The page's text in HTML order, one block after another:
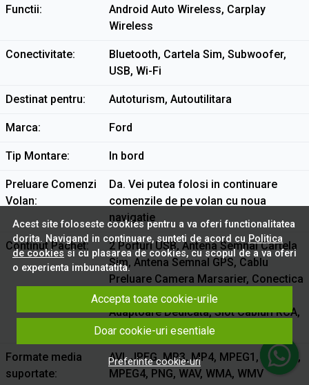
Functii
Android Auto Wireless, Carplay
Wireless
Conectivitate
Bluetooth, Cartela Sim, Subwoofer,
USB, Wi-Fi
Destinat pentru Autoturism, Autoutilitara
Marca Ford
Tip Montare In bord
Preluare Comenzi
Volan
Da. Vei putea folosi in continuare
comenzile de pe volan cu noua
navigatie
Continut Pachet
2 Porturi USB, Antena Semnal Cartela
Sim, Antena Semnal GPS, Cablu
Preluare Camera Marsarier, Conectica
Dedicata, Microfon Extern, Rama
Adaptoare Dedicata, Slot Cabluri RCA,
Slot Cartela Sim, Tableta Android
Formate media
suportate
AVI, JPEG, MP3, MP4, MPEG1, MPEG2,
MPEG4, PNG, WAV, WMA, WMV
Acest site foloseste cookies pentru a va oferi functionalitatea
dorita. Navigand in continuare, sunteti de acord cu Politica
de cookies si cu plasarea de cookies, cu scopul de a va oferi
o experienta imbunatatita.
Accepta toate cookie-urile
Doar cookie-uri esentiale
Preferinte cookie-uri